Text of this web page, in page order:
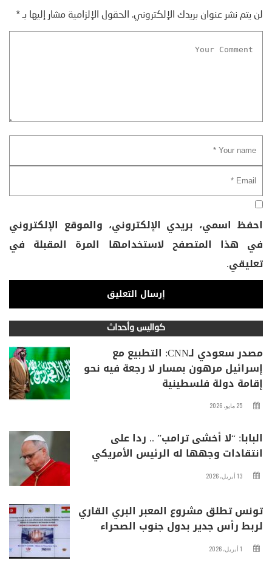
لن يتم نشر عنوان بريدك الإلكتروني. الحقول الإلزامية مشار إليها بـ*
احفظ اسمي، بريدي الإلكتروني، والموقع الإلكتروني
في هذا المتصفح لاستخدامها المرة المقبلة في
تعليقي.
كواليس وأحداث
مصدر سعودي لـCNN: التطبيع مع
إسرائيل مرهون بمسار لا رجعة فيه نحو
إقامة دولة فلسطينية
25 مايو، 2026
البابا: “لا أخشى ترامب” .. ردا على
انتقادات وجهها له الرئيس الأمريكي
13 أبريل، 2026
تونس تطلق مشروع المعبر البري القاري
لربط رأس جدير بدول جنوب الصحراء
1 أبريل، 2026